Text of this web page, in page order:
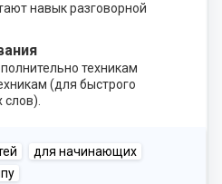
навык разговорной
техникам
(для быстрого
для начинающих